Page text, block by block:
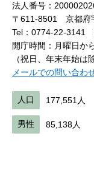
法人番号：
〒611-8501 京都府
Tel：0774-22-3141
開庁時間：月曜日か
（祝日、年末年始は
メールでの問い合わ
人口 177,551人
男性 85,138人